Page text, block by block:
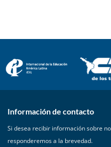
Información de contacto
Si desea recibir información sobre
responderemos a la brevedad.